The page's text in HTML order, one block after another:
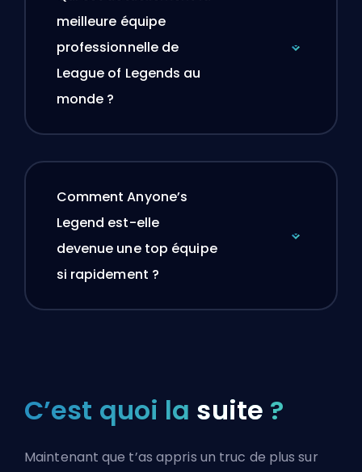
meilleure équipe
professionnelle de
League of Legends au
monde ?
Comment Anyone’s
Legend est-elle
devenue une top équipe
si rapidement ?
C’est quoi la suite ?
Maintenant que t’as appris un truc de plus sur